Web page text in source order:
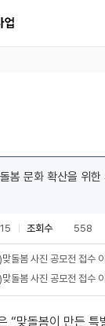
봄 문화 확산을 위한
조회수 558
돌봄 사진 공모전 접수
맞돌봄 사진 공모전 접수
“맞돌봄이 만든